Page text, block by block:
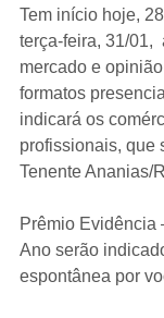
Tem início hoje,
terça-feira, 31/01,
mercado e
formatos
indicará os
profissionais, que
Tenente Ananias/
Prêmio Evidência
Ano serão
espontânea por